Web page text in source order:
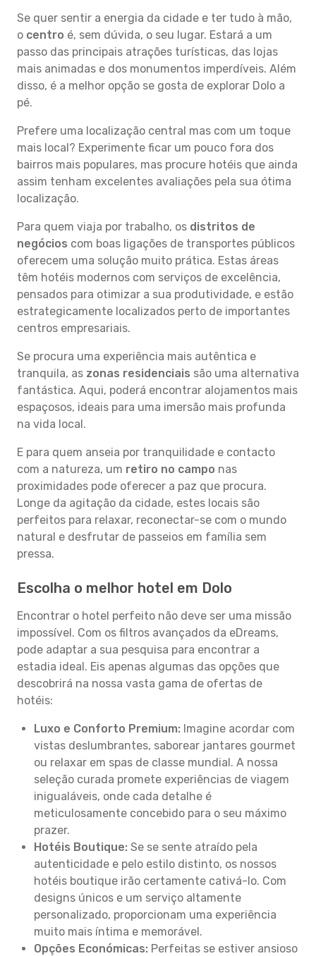
Se quer sentir a energia da cidade e ter tudo à mão,
o centro é, sem dúvida, o seu lugar. Estará a um
passo das principais atrações turísticas, das lojas
mais animadas e dos monumentos imperdíveis. Além
disso, é a melhor opção se gosta de explorar Dolo a
pé.
Prefere uma localização central mas com um toque
mais local? Experimente ficar um pouco fora dos
bairros mais populares, mas procure hotéis que ainda
assim tenham excelentes avaliações pela sua ótima
localização.
Para quem viaja por trabalho, os distritos de
negócios com boas ligações de transportes públicos
oferecem uma solução muito prática. Estas áreas
têm hotéis modernos com serviços de excelência,
pensados para otimizar a sua produtividade, e estão
estrategicamente localizados perto de importantes
centros empresariais.
Se procura uma experiência mais autêntica e
tranquila, as zonas residenciais são uma alternativa
fantástica. Aqui, poderá encontrar alojamentos mais
espaçosos, ideais para uma imersão mais profunda
na vida local.
E para quem anseia por tranquilidade e contacto
com a natureza, um retiro no campo nas
proximidades pode oferecer a paz que procura.
Longe da agitação da cidade, estes locais são
perfeitos para relaxar, reconectar-se com o mundo
natural e desfrutar de passeios em família sem
pressa.
Escolha o melhor hotel em Dolo
Encontrar o hotel perfeito não deve ser uma missão
impossível. Com os filtros avançados da eDreams,
pode adaptar a sua pesquisa para encontrar a
estadia ideal. Eis apenas algumas das opções que
descobrirá na nossa vasta gama de ofertas de
hotéis:
Luxo e Conforto Premium: Imagine acordar com
vistas deslumbrantes, saborear jantares gourmet
ou relaxar em spas de classe mundial. A nossa
seleção curada promete experiências de viagem
inigualáveis, onde cada detalhe é
meticulosamente concebido para o seu máximo
prazer.
Hotéis Boutique: Se se sente atraído pela
autenticidade e pelo estilo distinto, os nossos
hotéis boutique irão certamente cativá-lo. Com
designs únicos e um serviço altamente
personalizado, proporcionam uma experiência
muito mais íntima e memorável.
Opções Económicas: Perfeitas se estiver ansioso